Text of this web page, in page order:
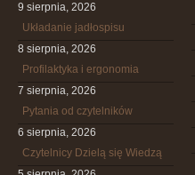
9 sierpnia, 2026
Układanie jadłospisu
8 sierpnia, 2026
Profilaktyka i ergonomia
7 sierpnia, 2026
Pytania od czytelników
6 sierpnia, 2026
Czytelnicy Dzielą się Wiedzą